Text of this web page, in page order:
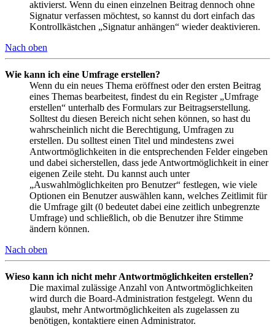
aktivierst. Wenn du einen einzelnen Beitrag dennoch ohne
Signatur verfassen möchtest, so kannst du dort einfach das
Kontrollkästchen „Signatur anhängen“ wieder deaktivieren.
Nach oben
Wie kann ich eine Umfrage erstellen?
Wenn du ein neues Thema eröffnest oder den ersten Beitrag
eines Themas bearbeitest, findest du ein Register „Umfrage
erstellen“ unterhalb des Formulars zur Beitragserstellung.
Solltest du diesen Bereich nicht sehen können, so hast du
wahrscheinlich nicht die Berechtigung, Umfragen zu
erstellen. Du solltest einen Titel und mindestens zwei
Antwortmöglichkeiten in die entsprechenden Felder eingeben
und dabei sicherstellen, dass jede Antwortmöglichkeit in einer
eigenen Zeile steht. Du kannst auch unter
„Auswahlmöglichkeiten pro Benutzer“ festlegen, wie viele
Optionen ein Benutzer auswählen kann, welches Zeitlimit für
die Umfrage gilt (0 bedeutet dabei eine zeitlich unbegrenzte
Umfrage) und schließlich, ob die Benutzer ihre Stimme
ändern können.
Nach oben
Wieso kann ich nicht mehr Antwortmöglichkeiten erstellen?
Die maximal zulässige Anzahl von Antwortmöglichkeiten
wird durch die Board-Administration festgelegt. Wenn du
glaubst, mehr Antwortmöglichkeiten als zugelassen zu
benötigen, kontaktiere einen Administrator.